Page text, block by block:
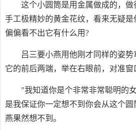
这个小圆筒是用金属做成的，
手工极精妙的黄金花纹，看来无疑
偏偏看不出它有什么用?
吕三要小燕用他刚才同样的姿
它的前后两端，举在右眼前，对准窗
"我知道你是个非常非常聪明的
是我保证你一定想不到你会从这个
燕果然想不到。